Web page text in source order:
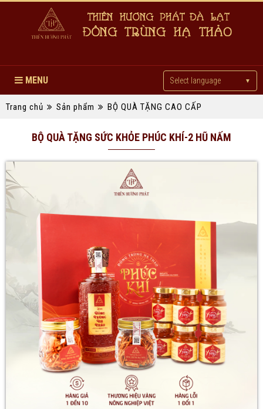
Select language ▼
MENU
Trang chủ Sản phẩm BỘ QUÀ TẶNG CAO CẤP
BỘ QUÀ TẶNG SỨC KHỎE PHÚC KHÍ-2 HŨ NẤM